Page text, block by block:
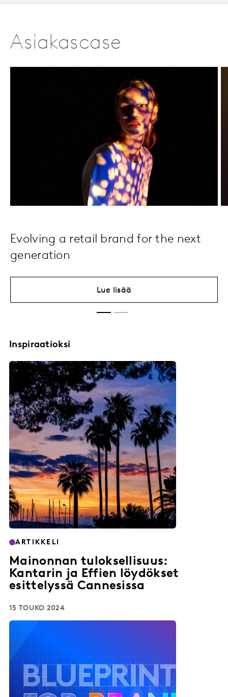
Asiakascase
Evolving a retail brand for the next
generation
Lue lisää
Inspiraatioksi
ARTIKKELI
Mainonnan tuloksellisuus:
Kantarin ja Effien löydökset
esittelyssä Cannesissa
15 TOUKO 2024